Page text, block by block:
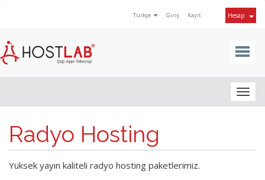
Türkçe Giriş Kayıt Hesap
Radyo Hosting
Yüksek yayın kaliteli radyo hosting paketlerimiz.